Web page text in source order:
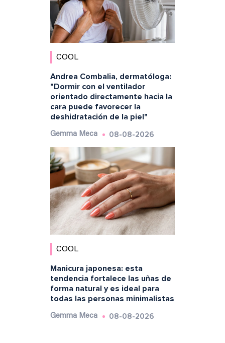
COOL
Andrea Combalia, dermatóloga:
"Dormir con el ventilador
orientado directamente hacia la
cara puede favorecer la
deshidratación de la piel"
Gemma Meca 08-08-2026
COOL
Manicura japonesa: esta
tendencia fortalece las uñas de
forma natural y es ideal para
todas las personas minimalistas
Gemma Meca 08-08-2026